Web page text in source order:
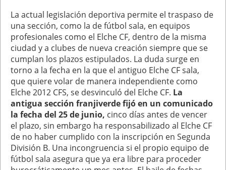
La actual legislación deportiva permite el traspaso de
una sección, como la de fútbol sala, en equipos
profesionales como el Elche CF, dentro de la misma
ciudad y a clubes de nueva creación siempre que se
cumplan los plazos estipulados. La duda surge en
torno a la fecha en la que el antiguo Elche CF sala,
que quiere volar de manera independiente como
Elche 2012 CFS, se desvinculó del Elche CF. La
antigua sección franjiverde fijó en un comunicado
la fecha del 25 de junio, cinco días antes de vencer
el plazo, sin embargo ha responsabilizado al Elche CF
de no haber cumplido con la inscripción en Segunda
División B. Una incongruencia si el propio equipo de
fútbol sala asegura que ya era libre para proceder